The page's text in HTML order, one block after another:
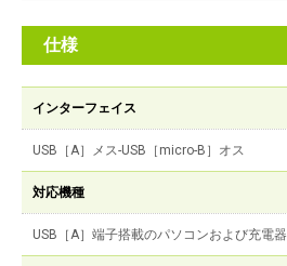
仕様
インターフェイス
USB［A］メス-USB［micro-B］オス
対応機種
USB［A］端子搭載のパソコンおよび充電器